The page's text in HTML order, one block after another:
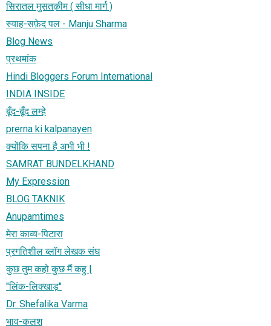
सिरातल मुसतक़ीम ( सीधा मार्ग )
स्याह-सफ़ेद पल - Manju Sharma
Blog News
प्रथमांक
Hindi Bloggers Forum International
INDIA INSIDE
बूँद-बूँद लम्हे
prerna ki kalpanayen
क्योंकि सपना है अभी भी !
SAMRAT BUNDELKHAND
My Expression
BLOG TAKNIK
Anupamtimes
मेरा काव्य-पिटारा
प्रगतिशील ब्लॉग लेखक संघ
कुछ तुम कहो कुछ मैं कहु |
"लिंक-लिक्खाड़"
Dr. Shefalika Varma
भाव-कलश